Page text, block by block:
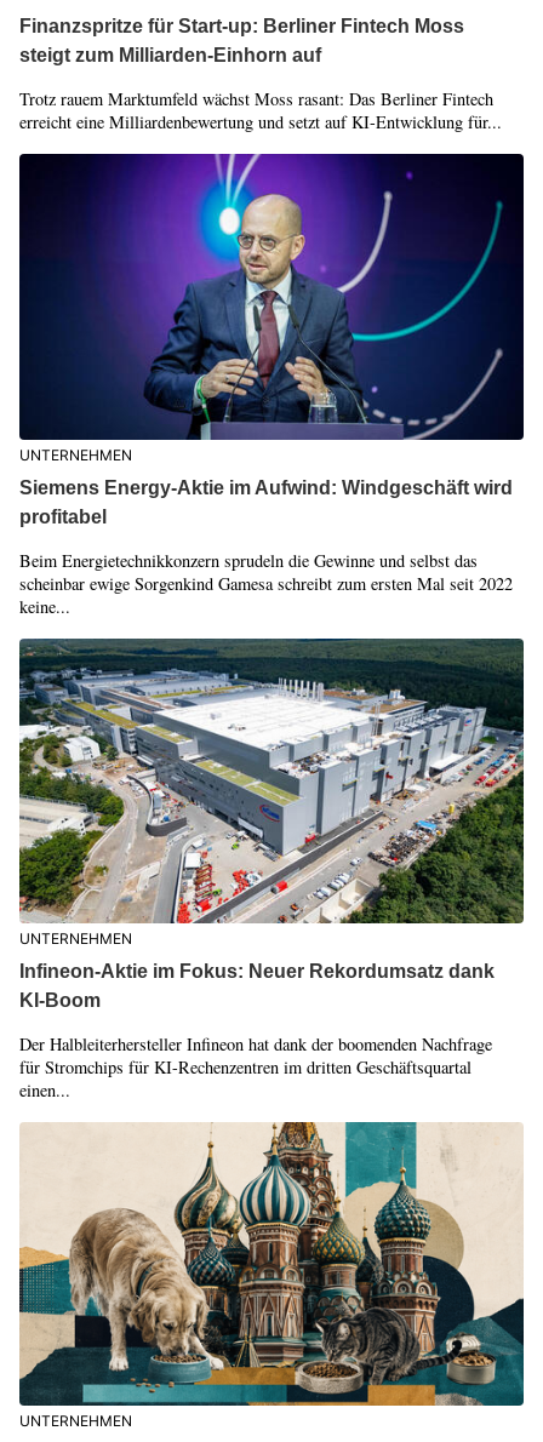
Finanzspritze für Start-up: Berliner Fintech Moss
steigt zum Milliarden-Einhorn auf
Trotz rauem Marktumfeld wächst Moss rasant: Das Berliner Fintech
erreicht eine Milliardenbewertung und setzt auf KI-Entwicklung für...
UNTERNEHMEN
Siemens Energy-Aktie im Aufwind: Windgeschäft wird
profitabel
Beim Energietechnikkonzern sprudeln die Gewinne und selbst das
scheinbar ewige Sorgenkind Gamesa schreibt zum ersten Mal seit 2022
keine...
UNTERNEHMEN
Infineon-Aktie im Fokus: Neuer Rekordumsatz dank
KI-Boom
Der Halbleiterhersteller Infineon hat dank der boomenden Nachfrage
für Stromchips für KI-Rechenzentren im dritten Geschäftsquartal
einen...
UNTERNEHMEN